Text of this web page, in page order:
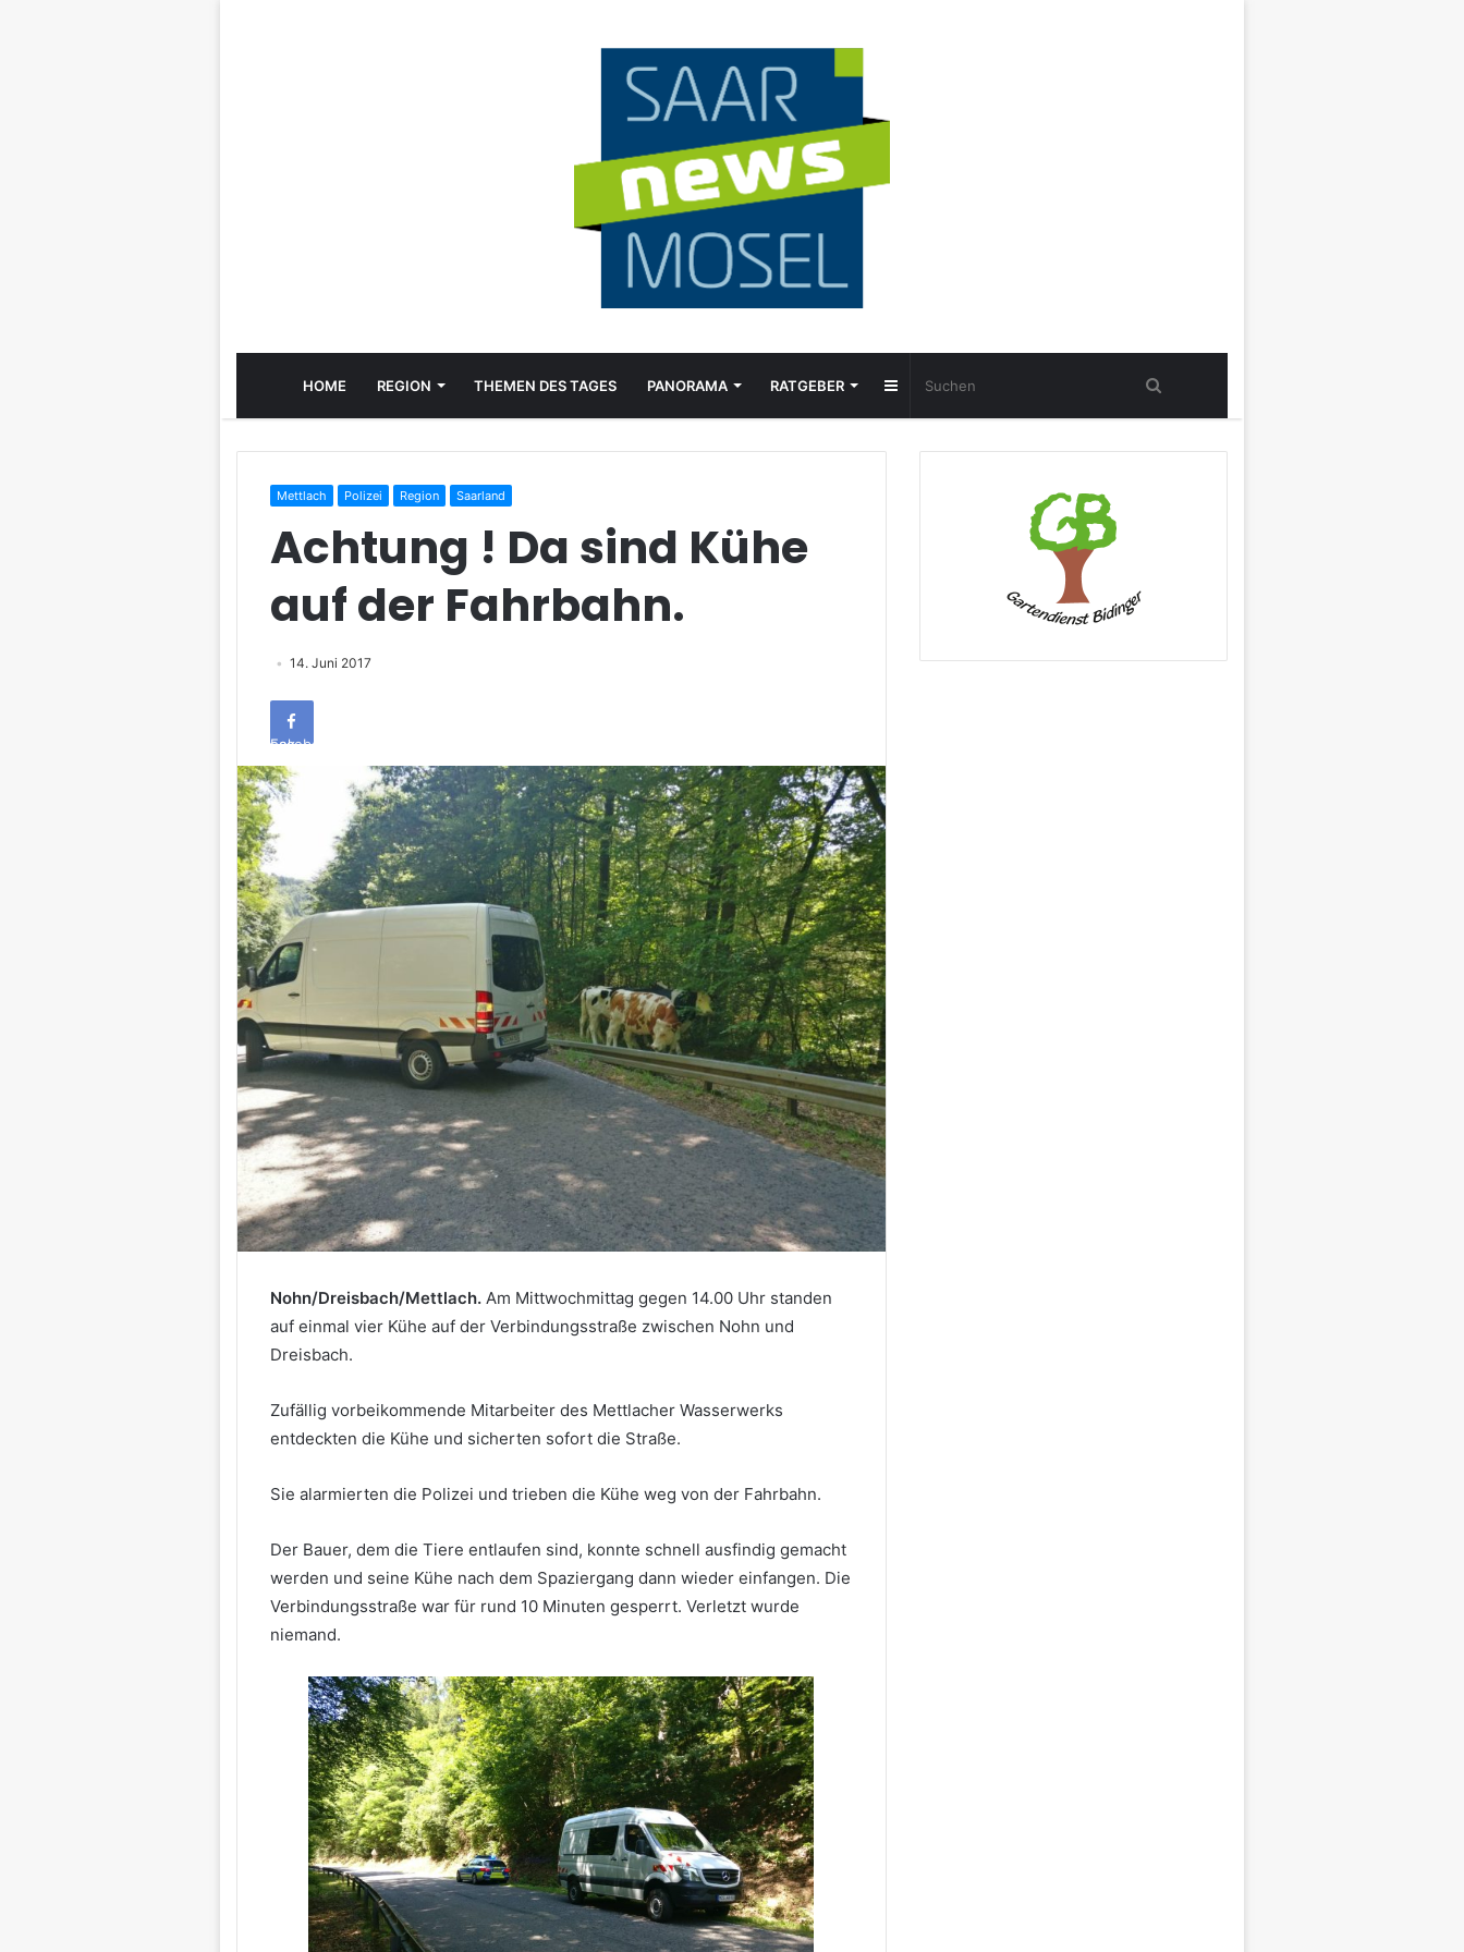
HOME REGION THEMEN DES TAGES PANORAMA RATGEBER Sidebar
Mettlach Polizei Region Saarland
Achtung ! Da sind Kühe
auf der Fahrbahn.
14. Juni 2017
Facebook
Nohn/Dreisbach/Mettlach.Am Mittwochmittag gegen 14.00 Uhr standen
auf einmal vier Kühe auf der Verbindungsstraße zwischen Nohn und
Dreisbach.
Zufällig vorbeikommende Mitarbeiter des Mettlacher Wasserwerks
entdeckten die Kühe und sicherten sofort die Straße.
Sie alarmierten die Polizei und trieben die Kühe weg von der Fahrbahn.
Der Bauer, dem die Tiere entlaufen sind, konnte schnell ausfindig gemacht
werden und seine Kühe nach dem Spaziergang dann wieder einfangen. Die
Verbindungsstraße war für rund 10 Minuten gesperrt. Verletzt wurde
niemand.